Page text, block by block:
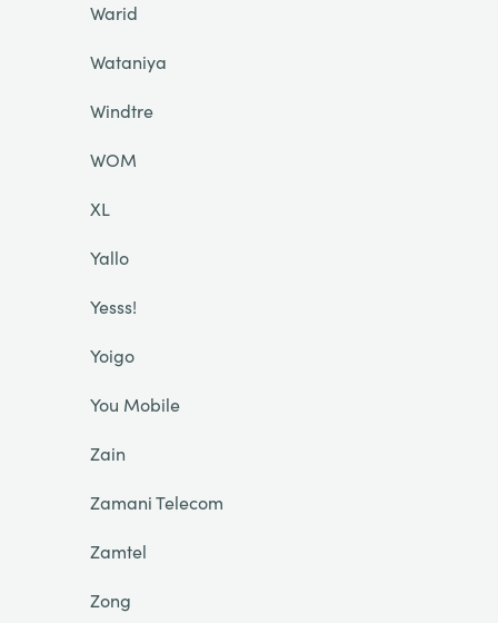
Warid
Wataniya
Windtre
WOM
XL
Yallo
Yesss!
Yoigo
You Mobile
Zain
Zamani Telecom
Zamtel
Zong